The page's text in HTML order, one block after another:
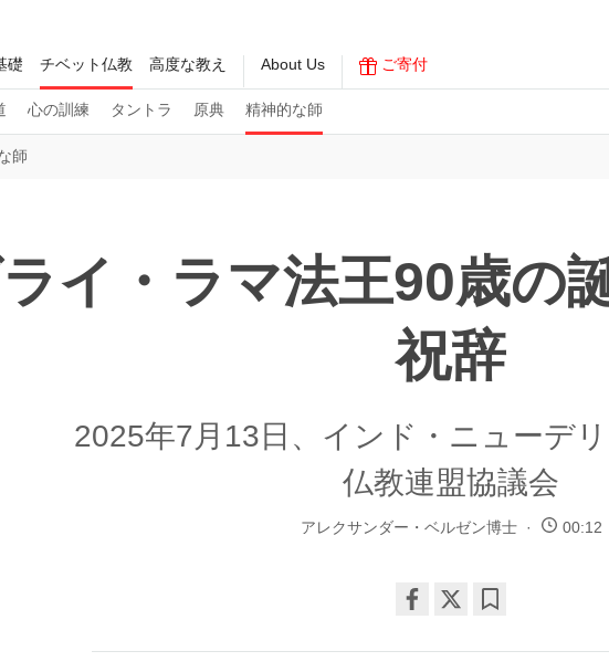
礎 チベット仏教
心の訓練 タントラ 原典 精神的な師
高度な教え About Us ご寄付
師
イ・ラマ法王90歳の
祝辞
2025年7月13日、インド・ニューデ
仏教連盟協議会
アレクサンダー・ベルゼン博士 00:12
on